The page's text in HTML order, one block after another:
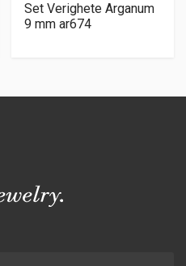
Set Verighete Arganum
9 mm ar674